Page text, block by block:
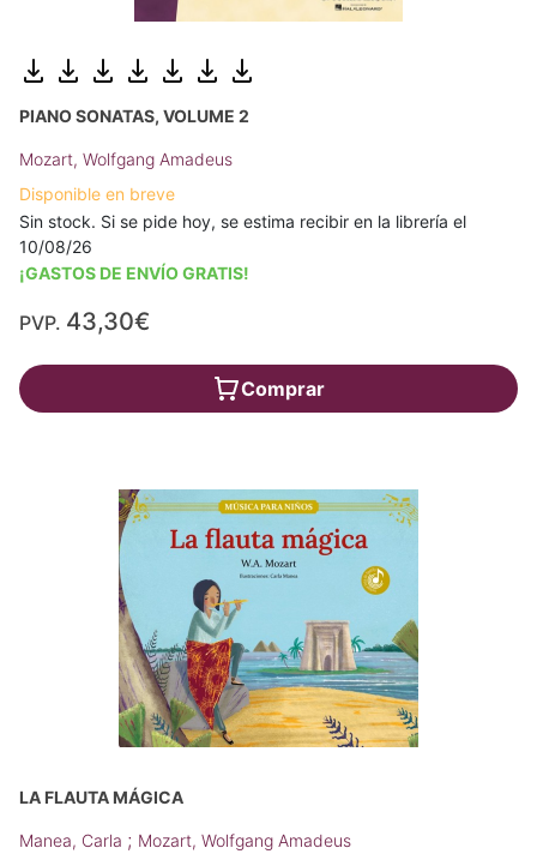
PIANO SONATAS, VOLUME 2
Mozart, Wolfgang Amadeus
Disponible en breve
Sin stock. Si se pide hoy, se estima recibir en la librería el
10/08/26
¡GASTOS DE ENVÍO GRATIS!
PVP. 43,30€
Comprar
LA FLAUTA MÁGICA
Manea, Carla ; Mozart, Wolfgang Amadeus